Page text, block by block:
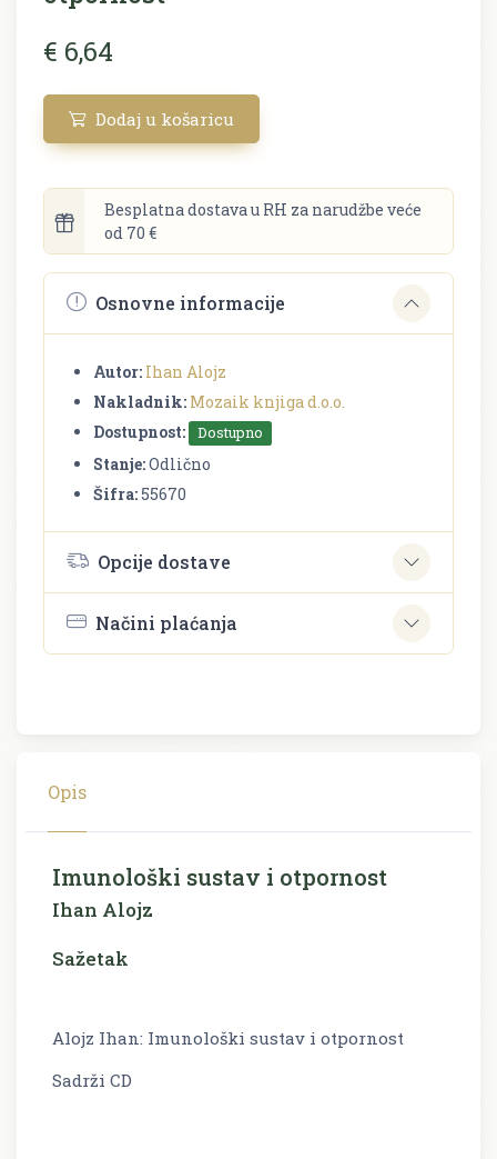
€ 6,64
Dodaj u košaricu
Besplatna dostava u RH za narudžbe veće
od 70 €
Osnovne informacije
Autor: Ihan Alojz
Nakladnik: Mozaik knjiga d.o.o.
Dostupnost:
Dostupno
Stanje:Odlično
Šifra:55670
Opcije dostave
Načini plaćanja
Opis
Imunološki sustav i otpornost
Ihan Alojz
Sažetak
Alojz Ihan: Imunološki sustav i otpornost
Sadrži CD